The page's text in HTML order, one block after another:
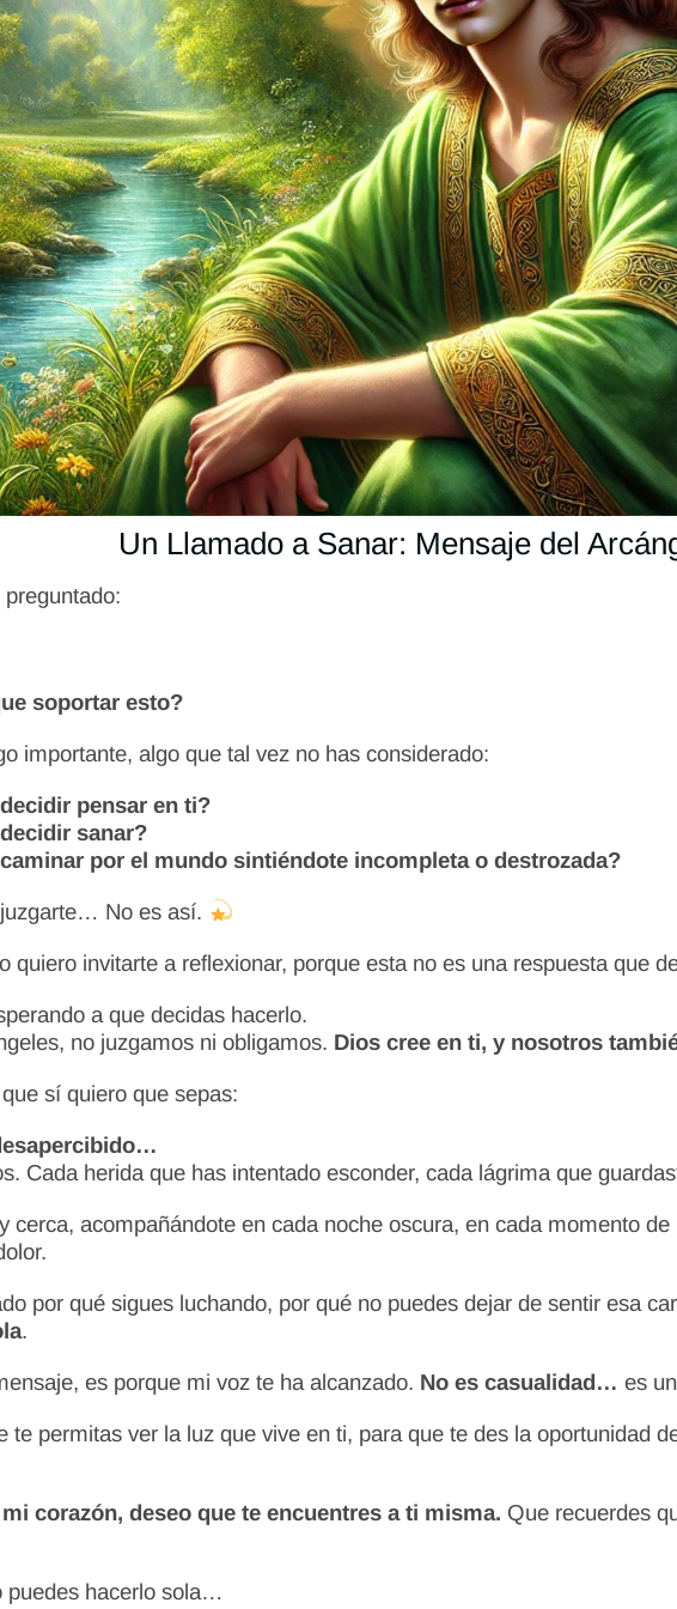
Un Llamado a Sanar: Mensaje del
soportar esto?
importante, algo que tal vez no has considerado:
pensar en ti?
sanar?
por el mundo sintiéndote incompleta o destrozada?
No es así.
quiero invitarte a reflexionar, porque esta no es una respuesta que
a que decidas hacerlo.
no juzgamos ni obligamos. Dios cree en ti, y nosotros
sí quiero que sepas:
Cada herida que has intentado esconder, cada lágrima que
cerca, acompañándote en cada noche oscura, en cada momento
por qué sigues luchando, por qué no puedes dejar de sentir esa
.
es porque mi voz te ha alcanzado. No es casualidad… es
te permitas ver la luz que vive en ti, para que te des la oportunidad
corazón, deseo que te encuentres a ti misma. Que recuerdes
puedes hacerlo sola…